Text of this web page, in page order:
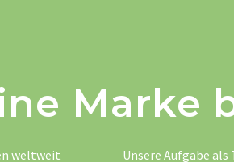
Marke
weltweit
Unsere Aufgabe